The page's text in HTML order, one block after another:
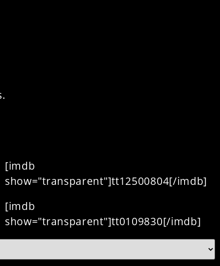
[imdb
show="transparent"]tt12500804[/imdb]
[imdb
show="transparent"]tt0109830[/imdb]